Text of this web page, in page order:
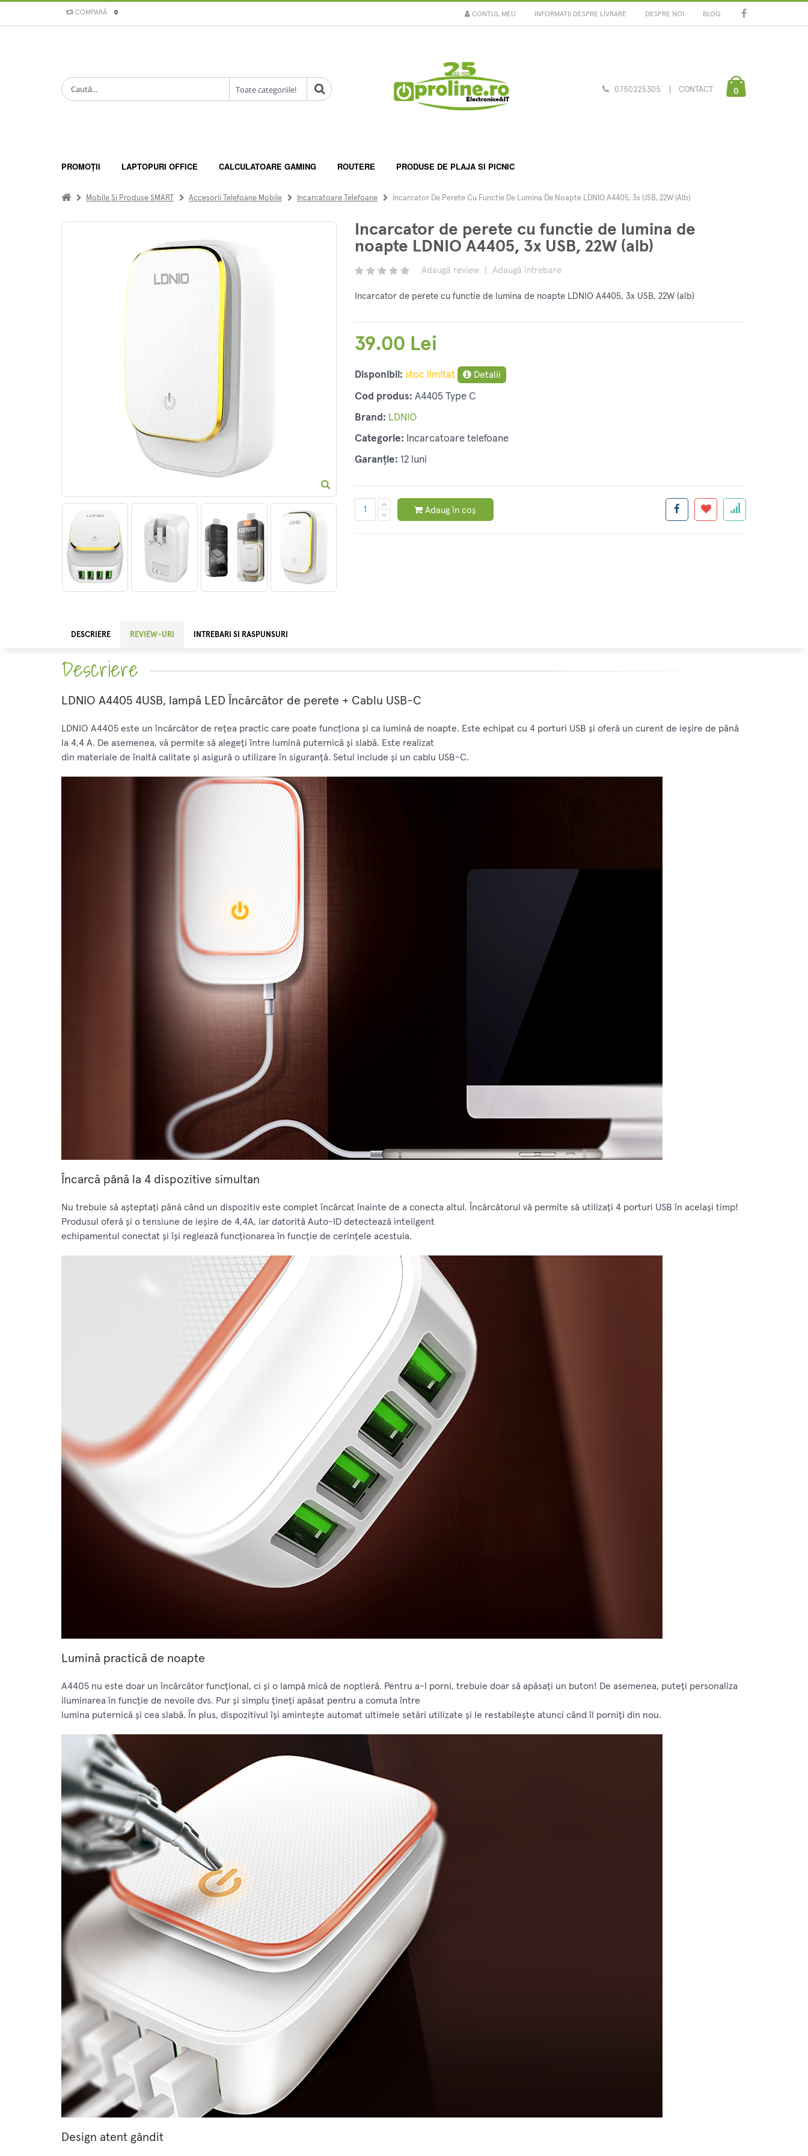
COMPARĂ 0 INFORMATII DESPRE LIVRARE DESPRE NOI BLOG
CONTUL MEU
0750225305 CONTACT 0
PROMOȚII LAPTOPURI OFFICE CALCULATOARE GAMING ROUTERE PRODUSE DE PLAJA SI PICNIC
Mobile Si Produse SMART Accesorii Telefoane Mobile Incarcatoare Telefoane Incarcator De Perete Cu Functie De Lumina De Noapte LDNIO A4405, 3x USB, 22W (alb)
Incarcator de perete cu functie de lumina de
noapte LDNIO A4405, 3x USB, 22W (alb)
Adaugă review Adaugă întrebare
Incarcator de perete cu functie de lumina de noapte LDNIO A4405, 3x USB, 22W (alb)
39.00 Lei
Disponibil: stoc limitat Detalii
Cod produs: A4405 Type C
Brand: LDNIO
Categorie: Incarcatoare telefoane
Garanție: 12 luni
Adaug în coș
DESCRIERE REVIEW-URI INTREBARI SI RASPUNSURI
Descriere
LDNIO A4405 4USB, lampă LED Încărcător de perete + Cablu USB-C
LDNIO A4405 este un încărcător de rețea practic care poate funcționa și ca lumină de noapte. Este echipat cu 4 porturi USB și oferă un curent de ieșire de până
la 4,4 A. De asemenea, vă permite să alegeți între lumină puternică și slabă. Este realizat
din materiale de înaltă calitate și asigură o utilizare în siguranță. Setul include și un cablu USB-C.
Încarcă până la 4 dispozitive simultan
Nu trebuie să așteptați până când un dispozitiv este complet încărcat înainte de a conecta altul. Încărcătorul vă permite să utilizați 4 porturi USB în același timp!
Produsul oferă și o tensiune de ieșire de 4,4A, iar datorită Auto-ID detectează inteligent
echipamentul conectat și își reglează funcționarea în funcție de cerințele acestuia.
Lumină practică de noapte
A4405 nu este doar un încărcător funcțional, ci și o lampă mică de noptieră. Pentru a-l porni, trebuie doar să apăsați un buton! De asemenea, puteți personaliza
iluminarea în funcție de nevoile dvs. Pur și simplu țineți apăsat pentru a comuta între
lumina puternică și cea slabă. În plus, dispozitivul își amintește automat ultimele setări utilizate și le restabilește atunci când îl porniți din nou.
Design atent gândit